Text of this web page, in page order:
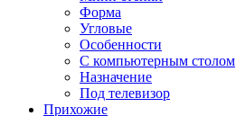
Форма
Угловые
Особенности
С компьютерным столом
Назначение
Под телевизор
Прихожие